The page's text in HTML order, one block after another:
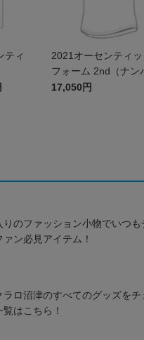
ティ
2021オーセンティッ
フォーム 2nd（ナン
み）
17,050円
りのファッション小物でいつ
ァン必見アイテム！
ラロ沼津のすべてのグッズを
覧はこちら！